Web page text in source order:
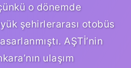
o dönemde
şehirlerarası otobüs
AŞTİ’nin
ulaşım